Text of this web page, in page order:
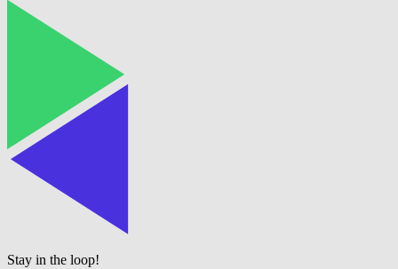
Stay in the loop!